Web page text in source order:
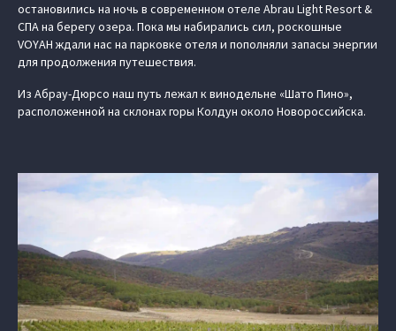
остановились на ночь в современном отеле Abrau Light Resort &
СПА на берегу озера. Пока мы набирались сил, роскошные
VOYAH ждали нас на парковке отеля и пополняли запасы энергии
для продолжения путешествия.
Из Абрау-Дюрсо наш путь лежал к винодельне «Шато Пино»,
расположенной на склонах горы Колдун около Новороссийска.